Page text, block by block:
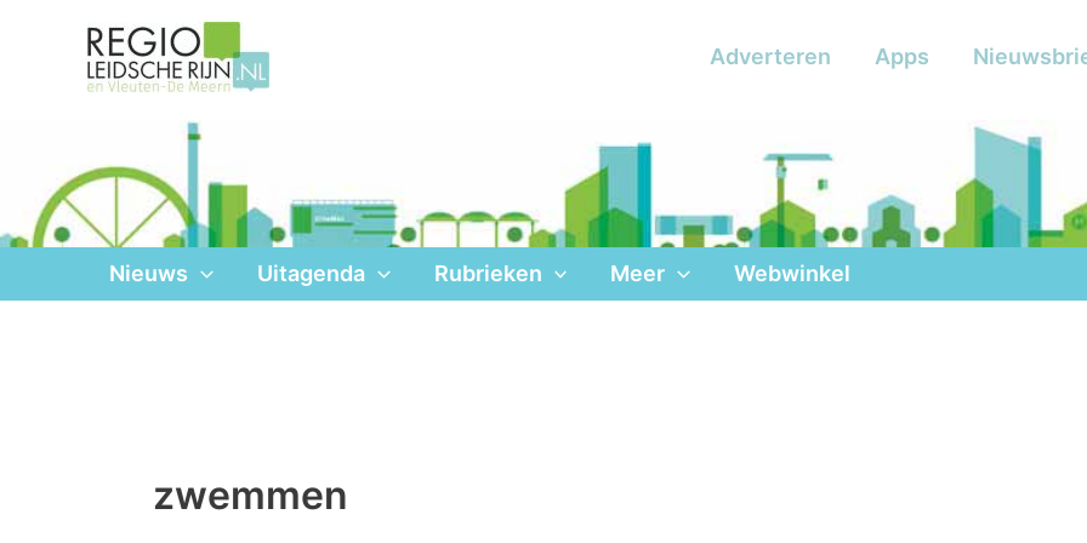
Adverteren Apps
Nieuws Uitagenda Rubrieken Meer Webwinkel
zwemmen